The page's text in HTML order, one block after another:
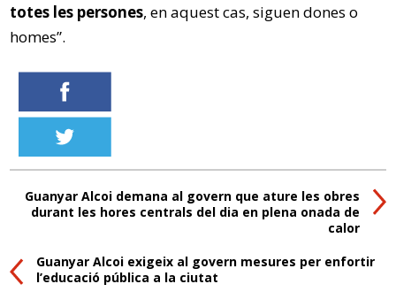
totes les persones, en aquest cas, siguen dones o
homes”.
Guanyar Alcoi demana al govern que ature les obres
durant les hores centrals del dia en plena onada de
calor
Guanyar Alcoi exigeix al govern mesures per enfortir
l’educació pública a la ciutat